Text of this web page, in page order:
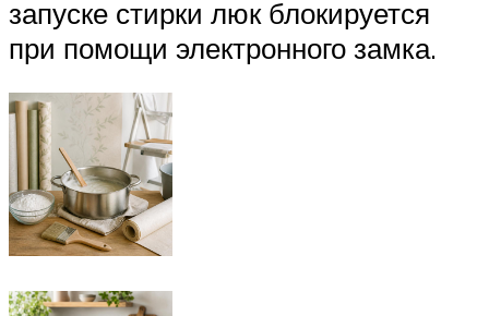
запуске стирки люк блокируется
при помощи электронного замка.